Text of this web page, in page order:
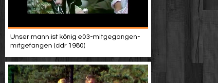
Unser mann ist könig e03-mitgegangen-
mitgefangen (ddr 1980)